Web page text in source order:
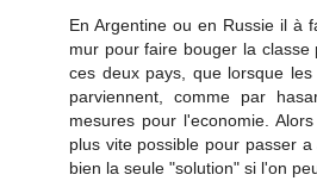
En Argentine ou en Russie il à
mur pour faire bouger la
ces deux pays, que lorsque
parviennent, comme par
mesures pour l'economie.
plus vite possible pour passer
bien la seule "solution" si l'on